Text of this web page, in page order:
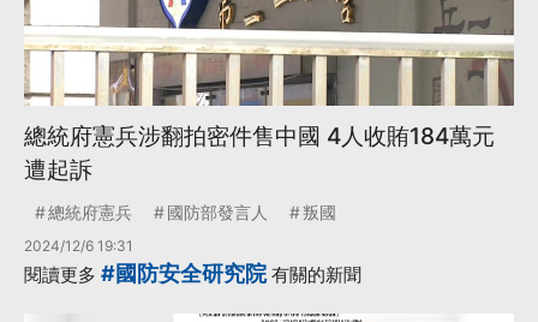
總統府憲兵涉翻拍密件售中國 4人收賄184萬元
遭起訴
總統府憲兵 國防部發言人 叛國
2024/12/6 19:31
閱讀更多 #國防安全研究院有關的新聞